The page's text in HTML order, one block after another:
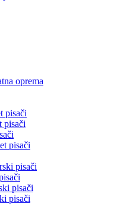
oprema
pisači
pisači
pisači
pisači
pisači
pisači